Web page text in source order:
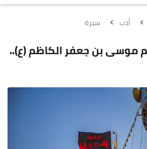
أدب سيرة
موسى بن جعفر الكاظم (ع)..